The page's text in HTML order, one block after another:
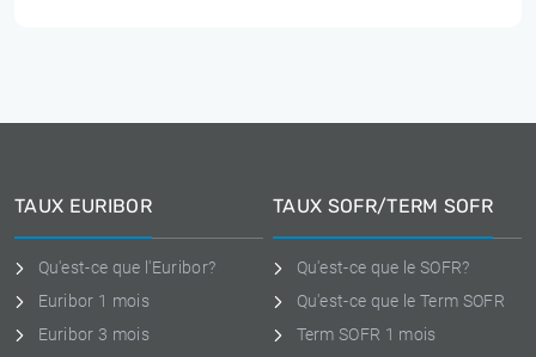
TAUX EURIBOR
Qu'est-ce que l'Euribor?
Euribor 1 mois
Euribor 3 mois
TAUX SOFR/TERM SOFR
Qu'est-ce que le SOFR?
Qu'est-ce que le Term SOFR
Term SOFR 1 mois